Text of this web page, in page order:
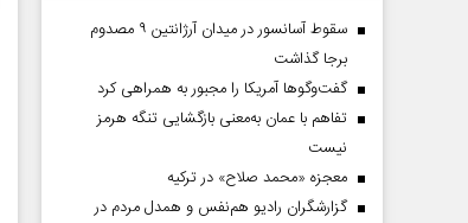
سقوط آسانسور در میدان آرژانتین ۹ مصدوم
برجا گذاشت
گفت‌وگوها آمریکا را مجبور به همراهی کرد
تفاهم با عمان به‌معنی بازگشایی تنگه هرمز
نیست
معجزه «محمد صلاح» در ترکیه
گزارشگران رادیو هم‌نفس و همدل مردم در